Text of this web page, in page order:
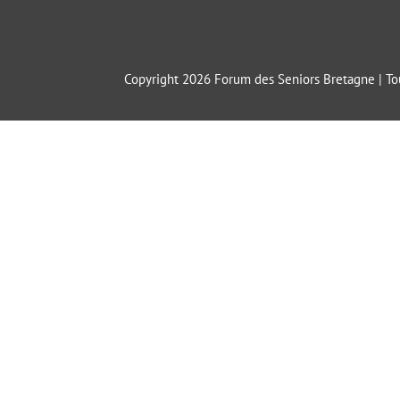
Copyright 2026 Forum des Seniors Bretagne |